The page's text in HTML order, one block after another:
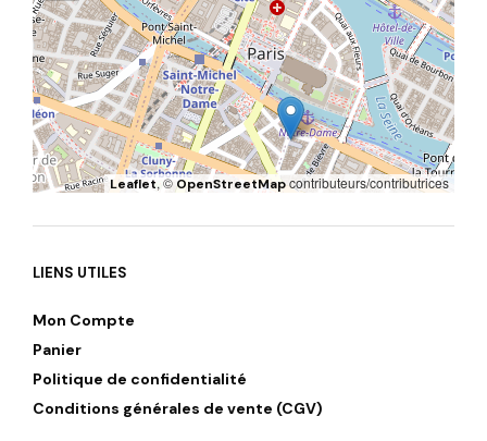
Leaflet, ©OpenStreetMapcontributeurs/contributrices
LIENS UTILES
Mon Compte
Panier
Politique de confidentialité
Conditions générales de vente (CGV)